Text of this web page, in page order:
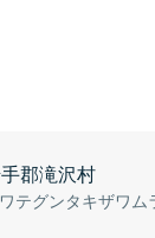
郡滝沢村
テグンタキザワム